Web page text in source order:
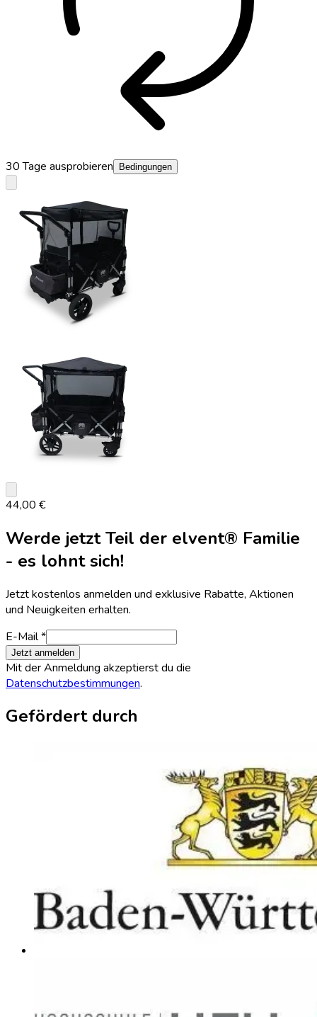
30 Tage ausprobieren Bedingungen
keyboard_arrow_down
keyboard_arrow_down
44,00 €
Werde jetzt Teil der elvent® Familie
- es lohnt sich!
Jetzt kostenlos anmelden und exklusive Rabatte, Aktionen
und Neuigkeiten erhalten.
E-Mail *
Jetzt anmelden
Mit der Anmeldung akzeptierst du die
Datenschutzbestimmungen.
Gefördert durch